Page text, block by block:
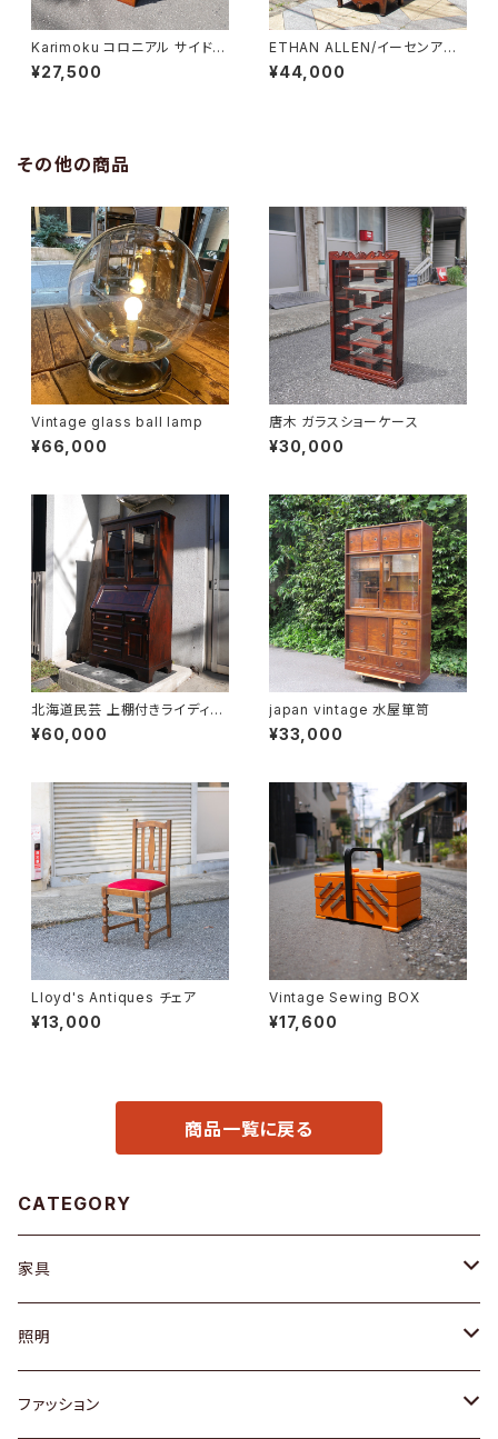
Karimoku コロニアル サイドキ
ャビネット
¥27,500
ETHAN ALLEN/イーセンアー
レン 7段トールチェスト
¥44,000
その他の商品
Vintage glass ball lamp
¥66,000
唐木 ガラスショーケース
¥30,000
北海道民芸 上棚付きライディン
グビューロー
¥60,000
japan vintage 水屋箪笥
¥33,000
Lloyd's Antiques チェア
¥13,000
Vintage Sewing BOX
¥17,600
商品一覧に戻る
CATEGORY
家具
ソファ / ベンチ
チェア / スツール
照明
ペンダントライト
ファッション